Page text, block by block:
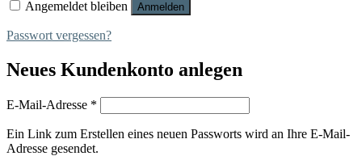
Angemeldet bleiben Anmelden
Passwort vergessen?
Neues Kundenkonto anlegen
E-Mail-Adresse *
Ein Link zum Erstellen eines neuen Passworts wird an Ihre E-Mail-
Adresse gesendet.